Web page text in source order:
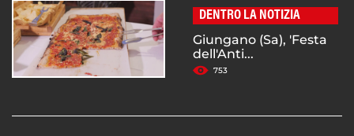
DENTRO LA NOTIZIA
Giungano (Sa), 'Festa
dell'Anti...
753